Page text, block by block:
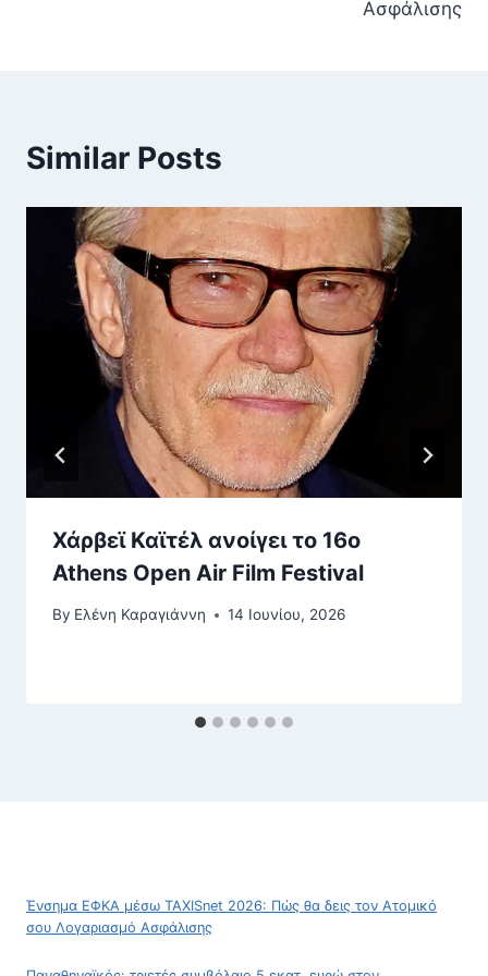
Ασφάλισης
Similar Posts
Χάρβεϊ Καϊτέλ ανοίγει το 16ο
Athens Open Air Film Festival
By Ελένη Καραγιάννη 14 Ιουνίου, 2026
Ένσημα ΕΦΚΑ μέσω TAXISnet 2026: Πώς θα δεις τον Ατομικό
σου Λογαριασμό Ασφάλισης